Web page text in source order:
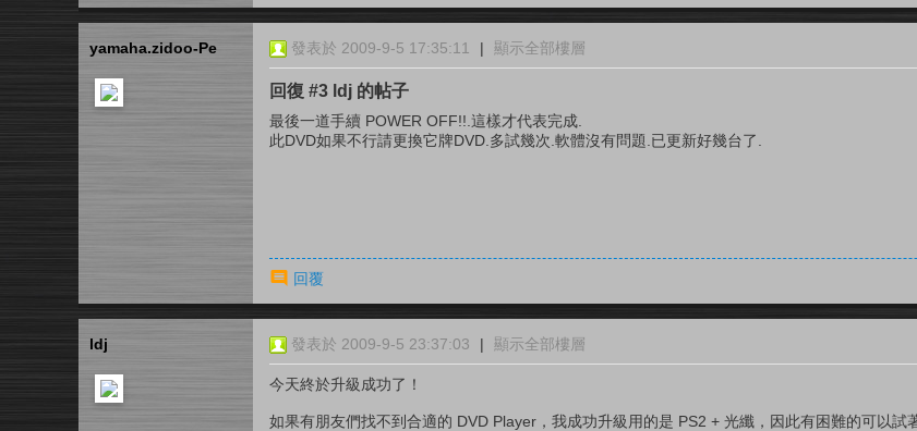
yamaha.zidoo-Pe 發表於 2009-9-5 17:35:11 | 顯示全部樓層
回復 #3 ldj 的帖子
最後一道手續 POWER OFF!!.這樣才代表完成.
此DVD如果不行請更換它牌DVD.多試幾次.軟體沒有問題.已更新好幾台了.
回覆
ldj 發表於 2009-9-5 23:37:03 | 顯示全部樓層
今天終於升級成功了！
如果有朋友們找不到合適的 DVD Player，我成功升級用的是 PS2 + 光纖，因此有困難的可以試